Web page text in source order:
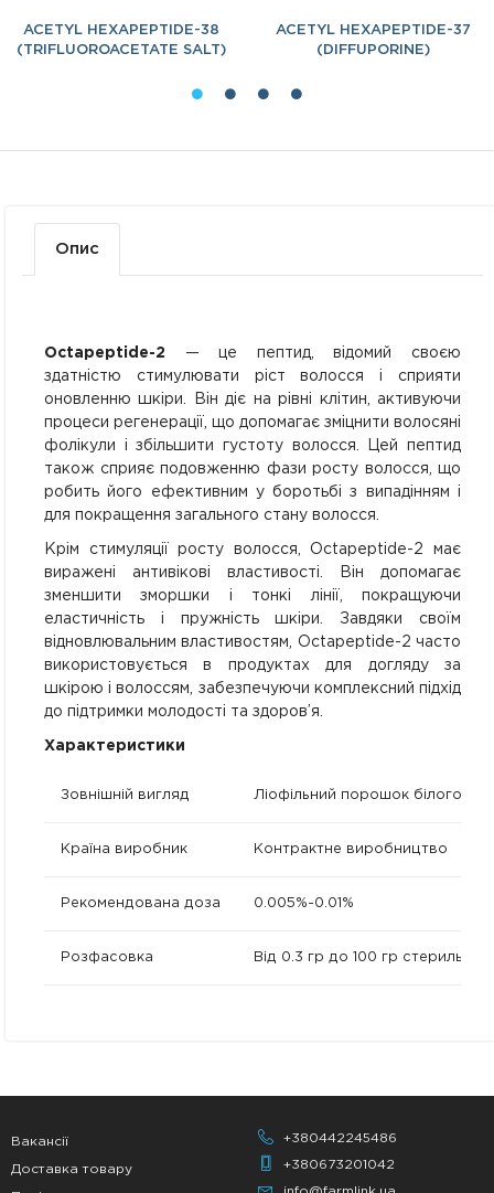
ACETYL HEXAPEPTIDE-38
(TRIFLUOROACETATE SALT)
ACETYL HEXAPEPTIDE-37
(DIFFUPORINE)
Опис
Octapeptide-2 — це пептид, відомий своєю
здатністю стимулювати ріст волосся і сприяти
оновленню шкіри. Він діє на рівні клітин, активуючи
процеси регенерації, що допомагає зміцнити волосяні
фолікули і збільшити густоту волосся. Цей пептид
також сприяє подовженню фази росту волосся, що
робить його ефективним у боротьбі з випадінням і
для покращення загального стану волосся.
Крім стимуляції росту волосся, Octapeptide-2 має
виражені антивікові властивості. Він допомагає
зменшити зморшки і тонкі лінії, покращуючи
еластичність і пружність шкіри. Завдяки своїм
відновлювальним властивостям, Octapeptide-2 часто
використовується в продуктах для догляду за
шкірою і волоссям, забезпечуючи комплексний підхід
до підтримки молодості та здоров’я.
Характеристики
Зовнішній вигляд Ліофільний порошок білого
Країна виробник Контрактне виробництво
Рекомендована доза 0.005%-0.01%
Розфасовка Від 0.3 гр до 100 гр стерильно
Вакансії
Доставка товару
+380442245486
+380673201042